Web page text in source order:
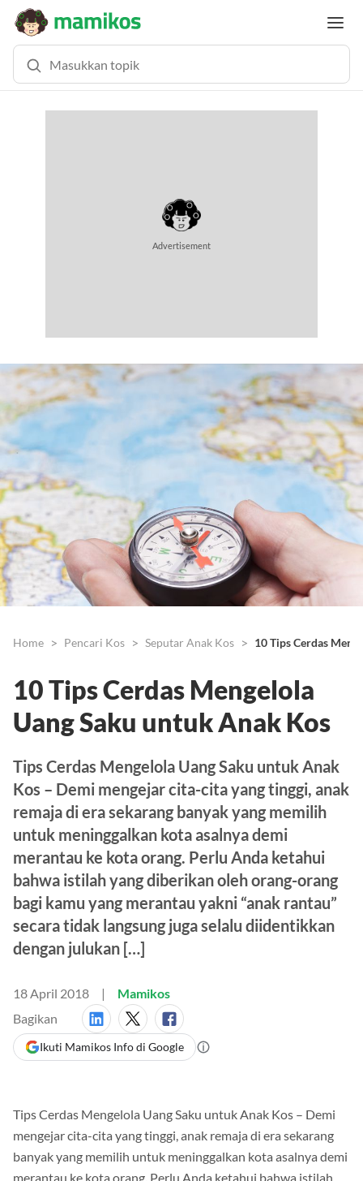
10 Tips Cerdas Mengelola
Uang Saku untuk Anak Kos
Tips Cerdas Mengelola Uang Saku untuk Anak
Kos – Demi mengejar cita-cita yang tinggi, anak
remaja di era sekarang banyak yang memilih
untuk meninggalkan kota asalnya demi
merantau ke kota orang. Perlu Anda ketahui
bahwa istilah yang diberikan oleh orang-orang
bagi kamu yang merantau yakni “anak rantau”
secara tidak langsung juga selalu diidentikkan
dengan julukan […]
18 April 2018
Mamikos
Bagikan
Ikuti Mamikos Info di Google
Tips Cerdas Mengelola Uang Saku untuk Anak Kos – Demi
mengejar cita-cita yang tinggi, anak remaja di era sekarang
banyak yang memilih untuk meninggalkan kota asalnya demi